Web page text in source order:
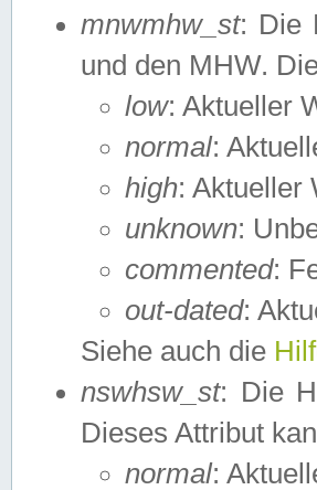
mnwmhw_st: Die
und den MHW.
low: Aktueller
normal:
high: Aktueller
unknown:
commented:
out-dated:
Siehe auch die
nswhsw_st: Die
Dieses Attribut
normal: